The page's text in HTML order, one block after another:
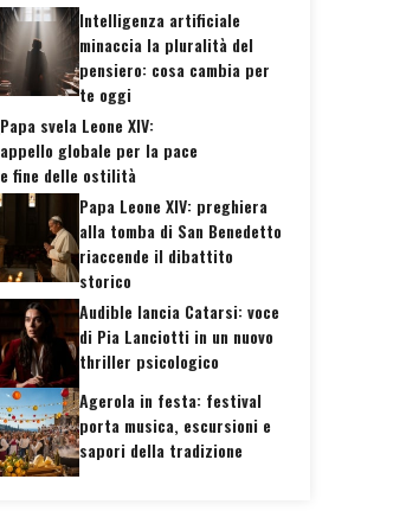
Intelligenza artificiale
minaccia la pluralità del
pensiero: cosa cambia per
te oggi
Papa svela Leone XIV:
appello globale per la pace
e fine delle ostilità
Papa Leone XIV: preghiera
alla tomba di San Benedetto
riaccende il dibattito
storico
Audible lancia Catarsi: voce
di Pia Lanciotti in un nuovo
thriller psicologico
Agerola in festa: festival
porta musica, escursioni e
sapori della tradizione